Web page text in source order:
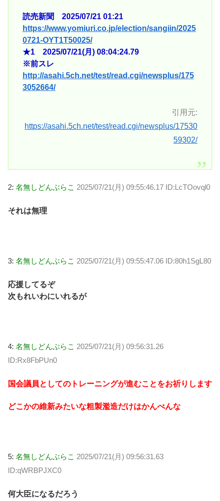
読売新聞 2025/07/21 01:21
https://www.yomiuri.co.jp/election/sangiin/2025
0721-OYT1T50025/
★1 2025/07/21(月) 08:04:24.79
※前スレ
http://asahi.5ch.net/test/read.cgi/newsplus/175
3052664/
引用元:
https://asahi.5ch.net/test/read.cgi/newsplus/17530
59302/
2: 名無しどんぶらこ 2025/07/21(月) 09:55:46.17 ID:LcTOovql0
それは無理
3: 名無しどんぶらこ 2025/07/21(月) 09:55:47.06 ID:80h1SgL80
応援してるぞ
次もれいわにいれるが
4: 名無しどんぶらこ 2025/07/21(月) 09:56:31.26
ID:Rx8FbPUn0
国会議員としてのトレーニングが進むことをお祈りします
どこかの維新みたいな粗製濫造だけはかんべんな
5: 名無しどんぶらこ 2025/07/21(月) 09:56:31.63
ID:qWRBPJXC0
何大臣になるだろう